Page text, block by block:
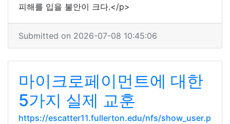
피해를 입을 불안이 크다.</p>
Submitted on 2026-07-08 10:45:06
마이크로페이먼트에 대한
5가지 실제 교훈
https://escatter11.fullerton.edu/nfs/show_user.p